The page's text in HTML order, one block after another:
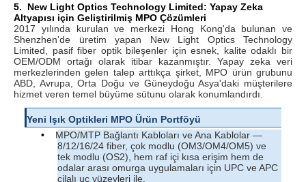
5.
New Light Optics Technology Limited: Yapay Zeka
Altyapısı için Geliştirilmiş MPO Çözümleri
2017 yılında kurulan ve merkezi Hong Kong'da bulunan ve
Shenzhen'de üretim yapan New Light Optics Technology
Limited, pasif fiber optik bileşenler için esnek, kalite odaklı bir
OEM/ODM ortağı olarak itibar kazanmıştır. Yapay zeka veri
merkezlerinden gelen talep arttıkça şirket, MPO ürün grubunu
ABD, Avrupa, Orta Doğu ve Güneydoğu Asya'daki müşterilere
hizmet veren temel büyüme sütunu olarak konumlandırdı.
Yeni Işık Optikleri MPO Ürün Portföyü
•
MPO/MTP Bağlantı Kabloları ve Ana Kablolar —
8/12/16/24 fiber, çok modlu (OM3/OM4/OM5) ve
tek modlu (OS2), hem raf içi kısa erişim hem de
odalar arası omurga uygulamaları için UPC ve APC
cilalı uç yüzeyleri ile.